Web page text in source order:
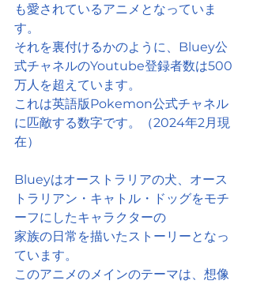
も愛されているアニメとなっていま
す。
それを裏付けるかのように、Bluey公
式チャネルのYoutube登録者数は500
万人を超えています。
これは英語版Pokemon公式チャネル
に匹敵する数字です。（2024年2月現
在）
Blueyはオーストラリアの犬、オース
トラリアン・キャトル・ドッグをモチ
ーフにしたキャラクターの
家族の日常を描いたストーリーとなっ
ています。
このアニメのメインのテーマは、想像